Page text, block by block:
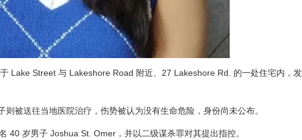
Lake Street 与 Lakeshore Road 附近、27 Lakeshore Rd. 的一处住宅内，
被送往当地医院治疗，伤势被认为没有生命危险，身份尚未公布。
40 岁男子 Joshua St. Omer，并以二级谋杀罪对其提出指控。